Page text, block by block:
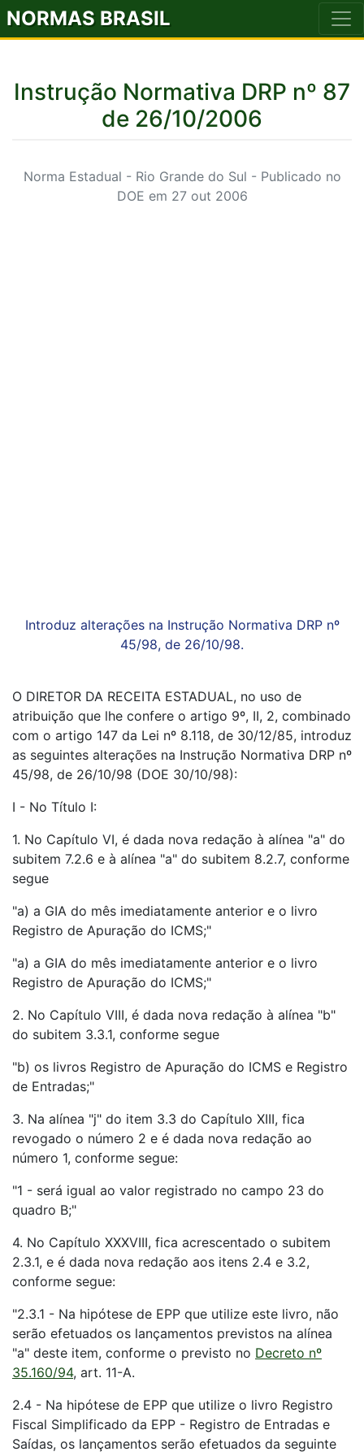
NORMAS BRASIL
Instrução Normativa DRP nº 87
de 26/10/2006
Norma Estadual - Rio Grande do Sul - Publicado no
DOE em 27 out 2006
Introduz alterações na Instrução Normativa DRP nº
45/98, de 26/10/98.
O DIRETOR DA RECEITA ESTADUAL, no uso de
atribuição que lhe confere o artigo 9º, II, 2, combinado
com o artigo 147 da Lei nº 8.118, de 30/12/85, introduz
as seguintes alterações na Instrução Normativa DRP nº
45/98, de 26/10/98 (DOE 30/10/98):
I - No Título I:
1. No Capítulo VI, é dada nova redação à alínea "a" do
subitem 7.2.6 e à alínea "a" do subitem 8.2.7, conforme
segue
"a) a GIA do mês imediatamente anterior e o livro
Registro de Apuração do ICMS;"
"a) a GIA do mês imediatamente anterior e o livro
Registro de Apuração do ICMS;"
2. No Capítulo VIII, é dada nova redação à alínea "b"
do subitem 3.3.1, conforme segue
"b) os livros Registro de Apuração do ICMS e Registro
de Entradas;"
3. Na alínea "j" do item 3.3 do Capítulo XIII, fica
revogado o número 2 e é dada nova redação ao
número 1, conforme segue:
"1 - será igual ao valor registrado no campo 23 do
quadro B;"
4. No Capítulo XXXVIII, fica acrescentado o subitem
2.3.1, e é dada nova redação aos itens 2.4 e 3.2,
conforme segue:
"2.3.1 - Na hipótese de EPP que utilize este livro, não
serão efetuados os lançamentos previstos na alínea
"a" deste item, conforme o previsto no Decreto nº
35.160/94, art. 11-A.
2.4 - Na hipótese de EPP que utilize o livro Registro
Fiscal Simplificado da EPP - Registro de Entradas e
Saídas, os lançamentos serão efetuados da seguinte